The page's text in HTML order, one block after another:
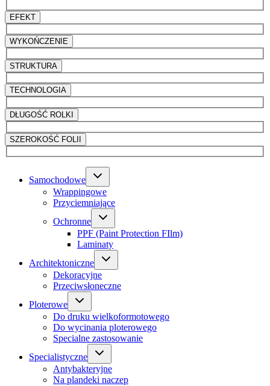
EFEKT
WYKOŃCZENIE
STRUKTURA
TECHNOLOGIA
DŁUGOŚĆ ROLKI
SZEROKOŚĆ FOLII
Samochodowe
Wrappingowe
Przyciemniające
Ochronne
PPF (Paint Protection FIlm)
Laminaty
Architektoniczne
Dekoracyjne
Przeciwsłoneczne
Ploterowe
Do druku wielkoformotowego
Do wycinania ploterowego
Specialne zastosowanie
Specialistyczne
Antybakteryjne
Na plandeki naczep